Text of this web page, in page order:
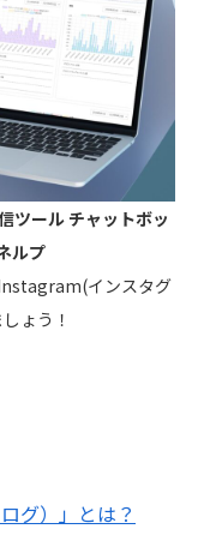
ール チャットボッ
ルプ
インスタグ
ょう！
グ）」とは？